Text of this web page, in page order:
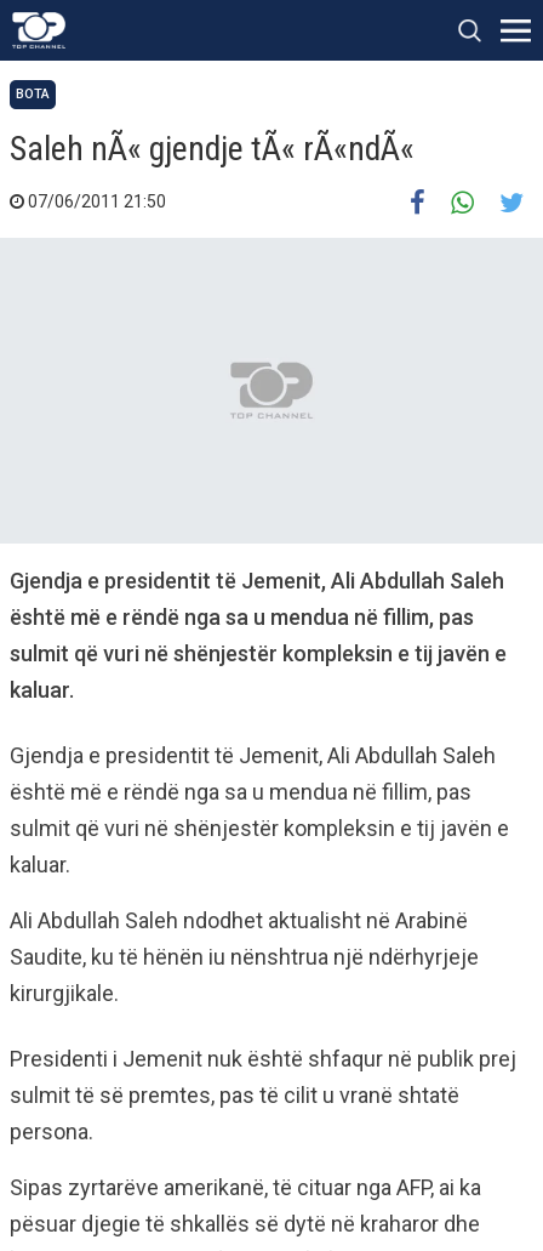
BOTA
Saleh nÃ« gjendje tÃ« rÃ«ndÃ«
07/06/2011 21:50
Gjendja e presidentit të Jemenit, Ali Abdullah Saleh
është më e rëndë nga sa u mendua në fillim, pas
sulmit që vuri në shënjestër kompleksin e tij javën e
kaluar.
Gjendja e presidentit të Jemenit, Ali Abdullah Saleh
është më e rëndë nga sa u mendua në fillim, pas
sulmit që vuri në shënjestër kompleksin e tij javën e
kaluar.
Ali Abdullah Saleh ndodhet aktualisht në Arabinë
Saudite, ku të hënën iu nënshtrua një ndërhyrjeje
kirurgjikale.
Presidenti i Jemenit nuk është shfaqur në publik prej
sulmit të së premtes, pas të cilit u vranë shtatë
persona.
Sipas zyrtarëve amerikanë, të cituar nga AFP, ai ka
pësuar djegie të shkallës së dytë në kraharor dhe